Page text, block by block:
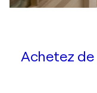
Achetez